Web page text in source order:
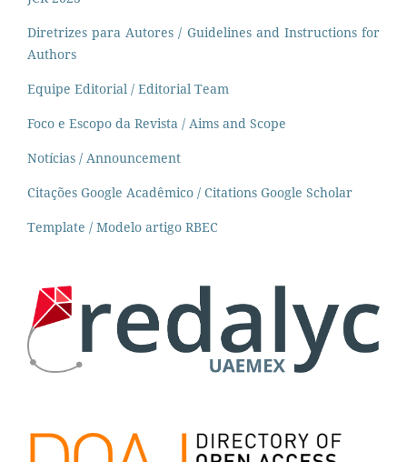
Diretrizes para Autores / Guidelines and Instructions for
Authors
Equipe Editorial / Editorial Team
Foco e Escopo da Revista / Aims and Scope
Notícias / Announcement
Citações Google Acadêmico / Citations Google Scholar
Template / Modelo artigo RBEC